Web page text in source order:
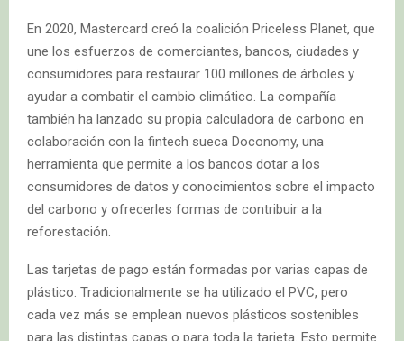
En 2020, Mastercard creó la coalición Priceless Planet, que
une los esfuerzos de comerciantes, bancos, ciudades y
consumidores para restaurar 100 millones de árboles y
ayudar a combatir el cambio climático. La compañía
también ha lanzado su propia calculadora de carbono en
colaboración con la fintech sueca Doconomy, una
herramienta que permite a los bancos dotar a los
consumidores de datos y conocimientos sobre el impacto
del carbono y ofrecerles formas de contribuir a la
reforestación.
Las tarjetas de pago están formadas por varias capas de
plástico. Tradicionalmente se ha utilizado el PVC, pero
cada vez más se emplean nuevos plásticos sostenibles
para las distintas capas o para toda la tarjeta. Esto permite